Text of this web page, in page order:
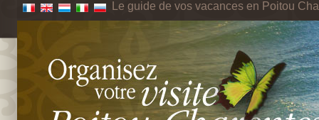
Le guide de vos vacances en Poitou